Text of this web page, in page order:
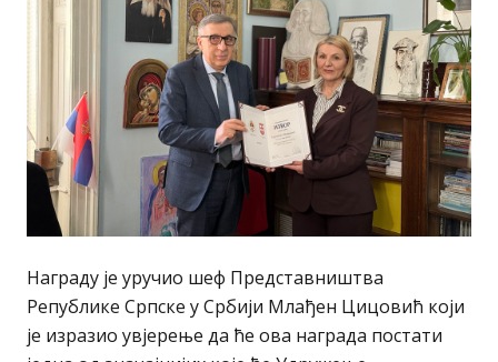
Награду је уручио шеф Представништва
Републике Српске у Србији Млађен Цицовић који
је изразио увјерење да ће ова награда постати